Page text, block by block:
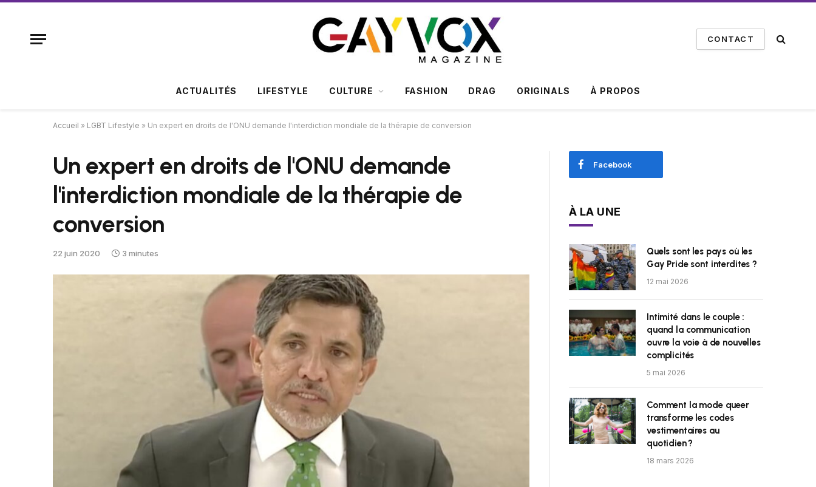
CONTACT
ACTUALITÉS LIFESTYLE CULTURE FASHION DRAG ORIGINALS À PROPOS
Accueil » LGBT Lifestyle » Un expert en droits de l'ONU demande l'interdiction mondiale de la thérapie de conversion
Un expert en droits de l'ONU demande
l'interdiction mondiale de la thérapie de
conversion
22 juin 2020 3 minutes
Facebook
À LA UNE
Quels sont les pays où les
Gay Pride sont interdites ?
12 mai 2026
Intimité dans le couple :
quand la communication
ouvre la voie à de nouvelles
complicités
5 mai 2026
Comment la mode queer
transforme les codes
vestimentaires au
quotidien ?
18 mars 2026